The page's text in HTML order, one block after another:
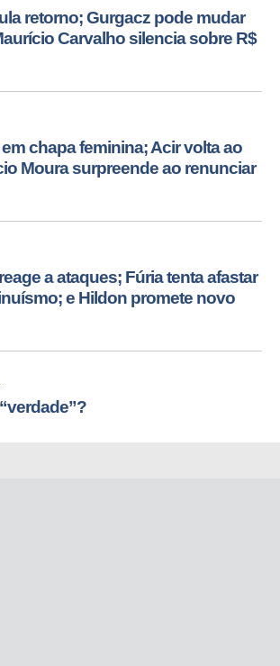
retorno; Gurgacz pode mudar
Carvalho silencia sobre R$
chapa feminina; Acir volta ao
Moura surpreende ao renunciar
a ataques; Fúria tenta afastar
e Hildon promete novo